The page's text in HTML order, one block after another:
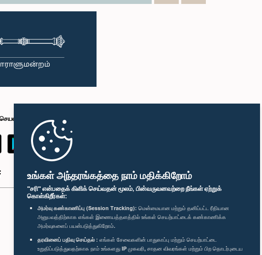
உங்கள் அந்தரங்கத்தை நாம் மதிக்கிறோம்
"சரி" என்பதைக் கிளிக் செய்வதன் மூலம், பின்வருவனவற்றை நீங்கள் ஏற்றுக்
கொள்கிறீர்கள்:
அமர்வு கண்காணிப்பு (Session Tracking): மென்மையான மற்றும் தனிப்பட்ட ரீதியான
அனுபவத்திற்காக எங்கள் இணையத்தளத்தில் உங்கள் செயற்பாட்டைக் கண்காணிக்க
அமர்வுகளைப் பயன்படுத்துகிறோம்.
தரவினைப் பதிவு செய்தல் : எங்கள் சேவைகளின் பாதுகாப்பு மற்றும் செயற்பாட்டை
உறுதிப்படுத்துவதற்காக நாம் உங்களது IP முகவரி, சாதன விவரங்கள் மற்றும் பிற தொடர்புடைய